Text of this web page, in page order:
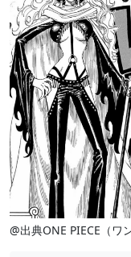
@出典ONE PIECE（ワ